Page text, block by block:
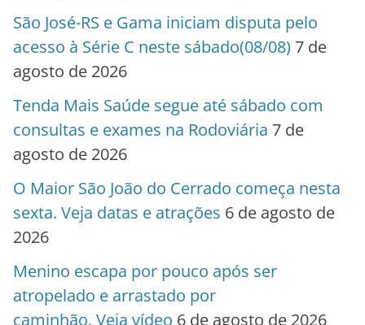
São José-RS e Gama iniciam disputa pelo
acesso à Série C neste sábado(08/08) 7 de
agosto de 2026
Tenda Mais Saúde segue até sábado com
consultas e exames na Rodoviária 7 de
agosto de 2026
O Maior São João do Cerrado começa nesta
sexta. Veja datas e atrações 6 de agosto de
2026
Menino escapa por pouco após ser
atropelado e arrastado por
caminhão. Veja vídeo 6 de agosto de 2026